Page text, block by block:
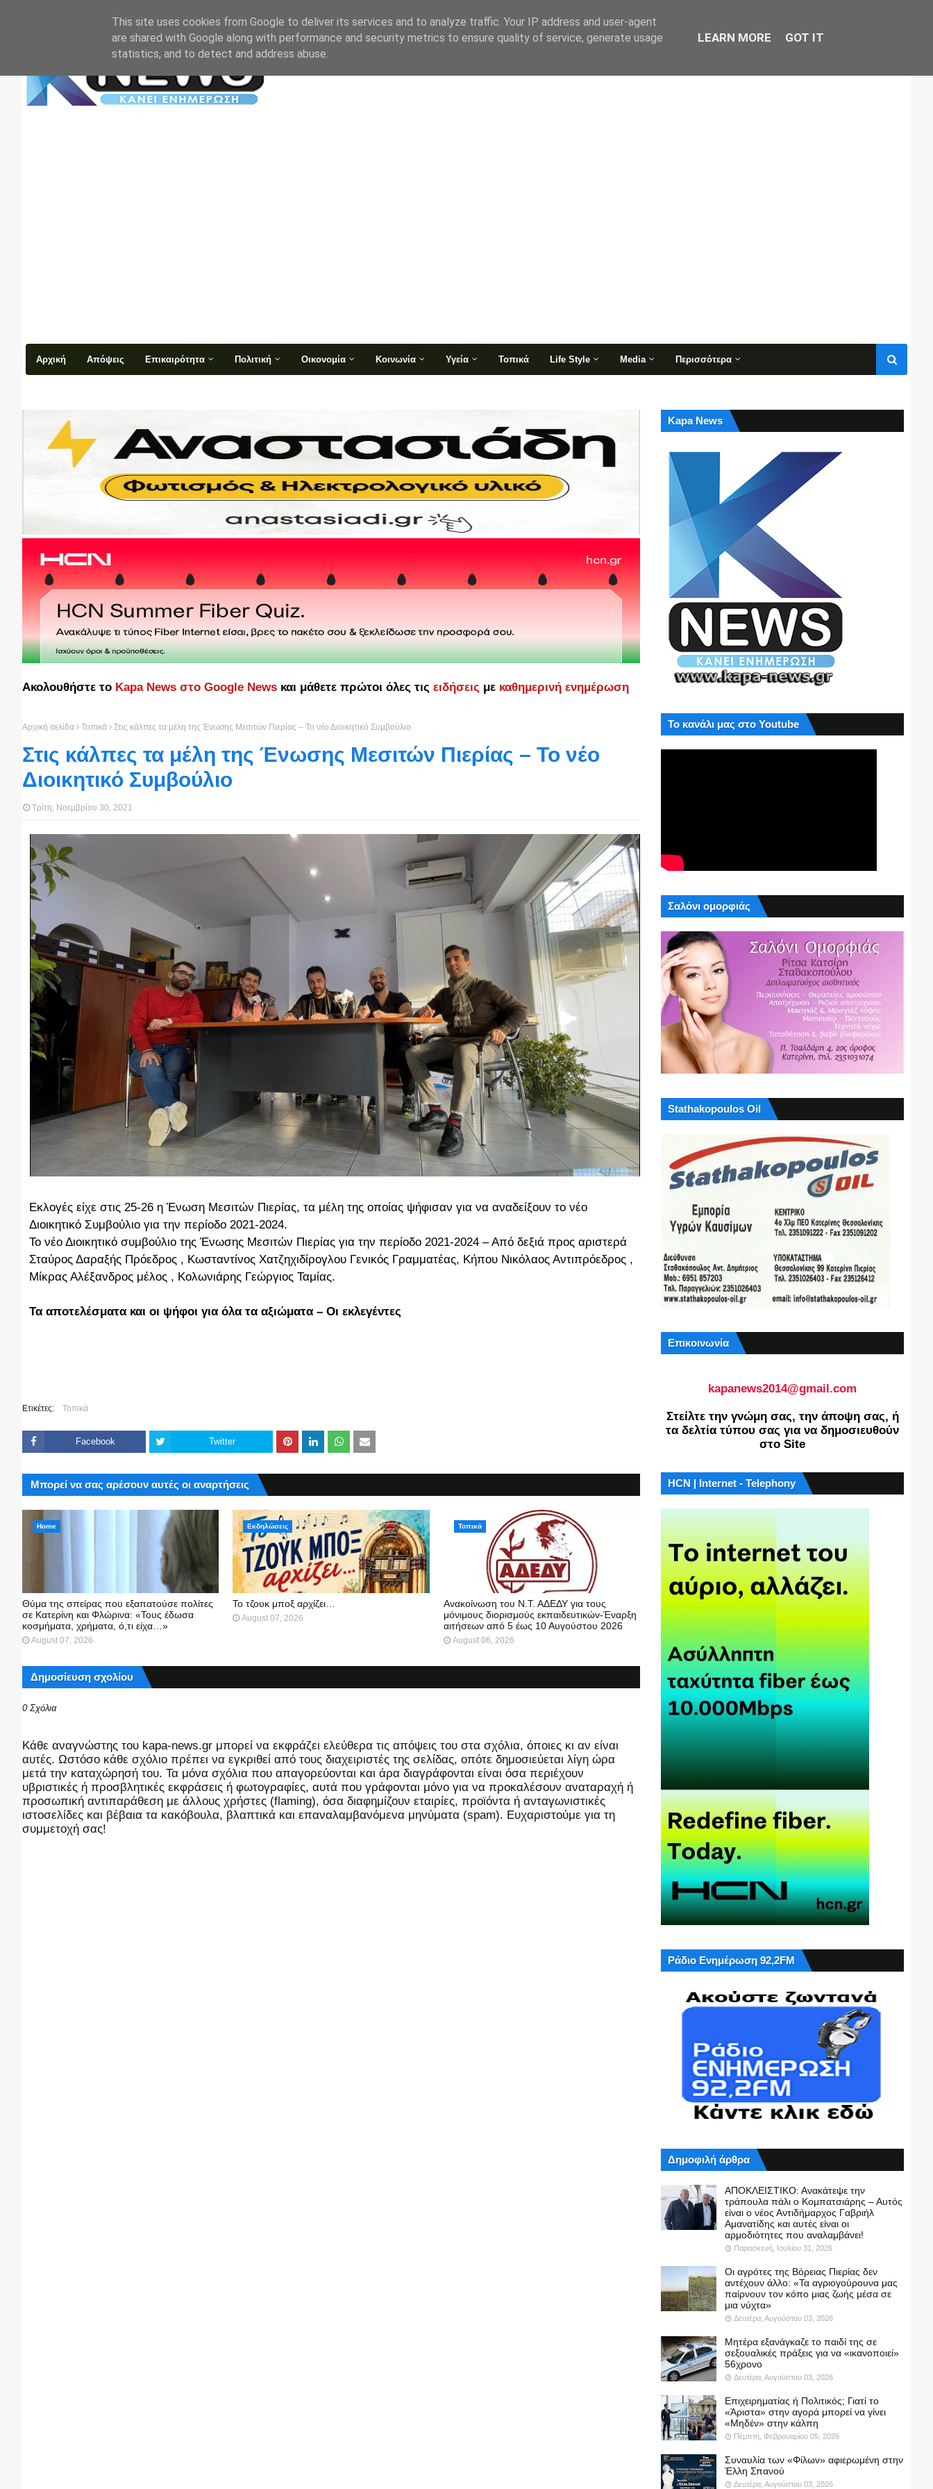
Αρχική Απόψεις Επικαιρότητα Πολιτική Οικονομία Κοινωνία Υγεία Τοπικά Life Style Media Περισσότερα
Ακολουθήστε το Kapa News στο Google News και μάθετε πρώτοι όλες τις ειδήσεις με καθημερινή ενημέρωση
Αρχική σελίδα Τοπικά Στις κάλπες τα μέλη της Ένωσης Μεσιτών Πιερίας – Το νέο Διοικητικό Συμβούλιο
Στις κάλπες τα μέλη της Ένωσης Μεσιτών Πιερίας – Το νέο
Διοικητικό Συμβούλιο
Τρίτη, Νοεμβρίου 30, 2021
Εκλογές είχε στις 25-26 η Ένωση Μεσιτών Πιερίας, τα μέλη της οποίας ψήφισαν για να αναδείξουν το νέο
Διοικητικό Συμβούλιο για την περίοδο 2021-2024.
Το νέο Διοικητικό συμβούλιο της Ένωσης Μεσιτών Πιερίας για την περίοδο 2021-2024 – Από δεξιά προς αριστερά
Σταύρος Δαραξής Πρόεδρος , Κωσταντίνος Χατζηχιδίρογλου Γενικός Γραμματέας, Κήπου Νικόλαος Αντιπρόεδρος ,
Μίκρας Αλέξανδρος μέλος , Κολωνιάρης Γεώργιος Ταμίας.
Τα αποτελέσματα και οι ψήφοι για όλα τα αξιώματα – Οι εκλεγέντες
Ετικέτες: Τοπικά
Facebook Twitter
Μπορεί να σας αρέσουν αυτές οι αναρτήσεις
Home
Θύμα της σπείρας που εξαπατούσε πολίτες
σε Κατερίνη και Φλώρινα: «Τους έδωσα
κοσμήματα, χρήματα, ό,τι είχα…»
August 07, 2026
Εκδηλώσεις
Το τζουκ μπoξ αρχίζει…
August 07, 2026
Τοπικά
Ανακοίνωση του Ν.Τ. ΑΔΕΔΥ για τους
μόνιμους διορισμούς εκπαιδευτικών-Έναρξη
αιτήσεων από 5 έως 10 Αυγούστου 2026
August 06, 2026
Δημοσίευση σχολίου
0 Σχόλια
Kάθε αναγνώστης του kapa-news.gr μπορεί να εκφράζει ελεύθερα τις απόψεις του στα σχόλια, όποιες κι αν είναι
αυτές. Ωστόσο κάθε σχόλιο πρέπει να εγκριθεί από τους διαχειριστές της σελίδας, οπότε δημοσιεύεται λίγη ώρα
μετά την καταχώρησή του. Τα μόνα σχόλια που απαγορεύονται και άρα διαγράφονται είναι όσα περιέχουν
υβριστικές ή προσβλητικές εκφράσεις ή φωτογραφίες, αυτά που γράφονται μόνο για να προκαλέσουν αναταραχή ή
προσωπική αντιπαράθεση με άλλους χρήστες (flaming), όσα διαφημίζουν εταιρίες, προϊόντα ή ανταγωνιστικές
ιστοσελίδες και βέβαια τα κακόβουλα, βλαπτικά και επαναλαμβανόμενα μηνύματα (spam). Ευχαριστούμε για τη
συμμετοχή σας!
Kapa News
Το κανάλι μας στο Youtube
Σαλόνι ομορφιάς
Stathakopoulos Oil
Επικοινωνία
kapanews2014@gmail.com
Στείλτε την γνώμη σας, την άποψη σας, ή
τα δελτία τύπου σας για να δημοσιευθούν
στο Site
HCN | Internet - Telephony
Ράδιο Ενημέρωση 92,2FM
Δημοφιλή άρθρα
ΑΠΟΚΛΕΙΣΤΙΚΟ: Ανακάτεψε την
τράπουλα πάλι ο Κομπατσιάρης – Αυτός
είναι ο νέος Αντιδήμαρχος Γαβριήλ
Αμανατίδης και αυτές είναι οι
αρμοδιότητες που αναλαμβάνει!
Παρασκευή, Ιουλίου 31, 2026
Οι αγρότες της Βόρειας Πιερίας δεν
αντέχουν άλλο: «Τα αγριογούρουνα μας
παίρνουν τον κόπο μιας ζωής μέσα σε
μια νύχτα»
Δευτέρα, Αυγούστου 03, 2026
Μητέρα εξανάγκαζε το παιδί της σε
σεξουαλικές πράξεις για να «ικανοποιεί»
56χρονο
Δευτέρα, Αυγούστου 03, 2026
Επιχειρηματίας ή Πολιτικός; Γιατί το
«Άριστα» στην αγορά μπορεί να γίνει
«Μηδέν» στην κάλπη
Πέμπτη, Φεβρουαρίου 05, 2026
Συναυλία των «Φίλων» αφιερωμένη στην
Έλλη Σπανού
Δευτέρα, Αυγούστου 03, 2026
This site uses cookies from Google to deliver its services and to analyze traffic. Your IP address and user-agent
are shared with Google along with performance and security metrics to ensure quality of service, generate usage
statistics, and to detect and address abuse.
LEARN MORE GOT IT